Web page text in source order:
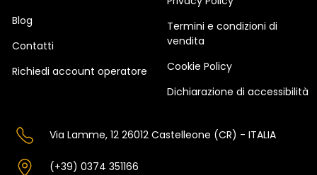
Blog
Contatti
Richiedi account operatore
Termini e condizioni di
vendita
Cookie Policy
Dichiarazione di accessibilità
Via Lamme, 12 26012 Castelleone (CR) - ITALIA
(+39) 0374 351166